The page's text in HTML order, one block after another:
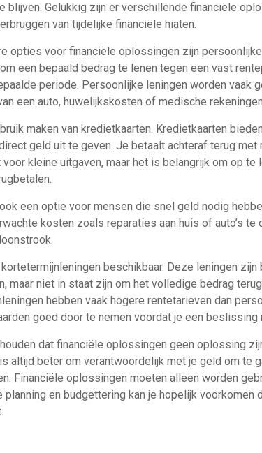
blijven. Gelukkig zijn er verschillende financiële
van tijdelijke financiële hiaten.
opties voor financiële oplossingen zijn
een bepaald bedrag te lenen tegen een vast
periode. Persoonlijke leningen worden vaak
een auto, huwelijkskosten of medische
maken van kredietkaarten. Kredietkaarten
geld uit te geven. Je betaalt achteraf terug met
kleine uitgaven, maar het is belangrijk om op te
een optie voor mensen die snel geld nodig
kosten zoals reparaties aan huis of auto’s te
beschikbaar. Deze leningen
maar niet in staat zijn om het volledige bedrag
hebben vaak hogere rentetarieven dan
goed door te nemen voordat je een beslissing
dat financiële oplossingen geen oplossing
altijd beter om verantwoordelijk met je geld om te
Financiële oplossingen moeten alleen worden
en budgettering kan je hopelijk voorkomen